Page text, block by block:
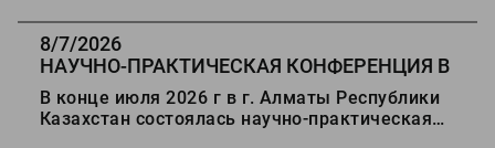
Ставрополь.
8/7/2026
НАУЧНО-ПРАКТИЧЕСКАЯ КОНФЕРЕНЦИЯ В
АЛМАТЫ
В конце июля 2026 г в г. Алматы Республики
Казахстан состоялась научно-практическая